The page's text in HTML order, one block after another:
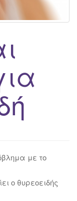
με το
ο θυρεοειδής